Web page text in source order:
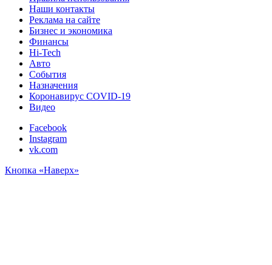
Наши контакты
Реклама на сайте
Бизнес и экономика
Финансы
Hi-Tech
Авто
События
Назначения
Коронавирус COVID-19
Видео
Facebook
Instagram
vk.com
Кнопка «Наверх»